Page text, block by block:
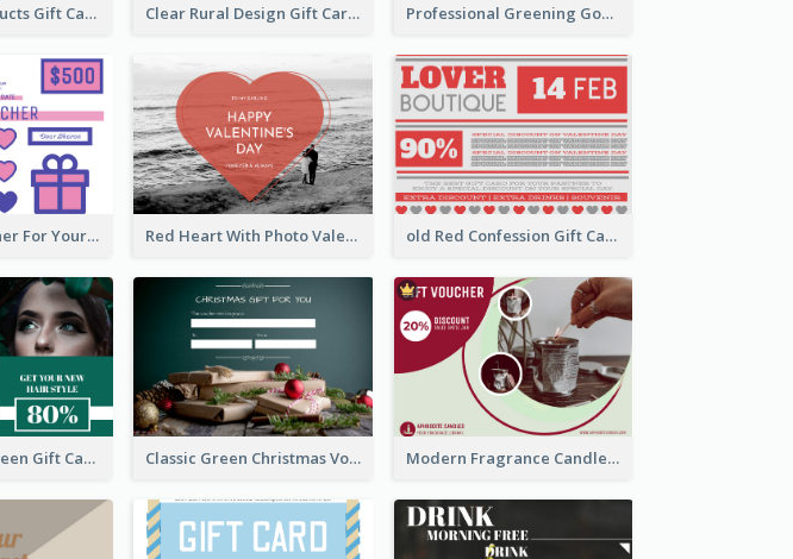
Greening Products Gift Card Clear Rural Design Gift Card Professional Greening Goods Gift Card
Cute Gift Voucher For Your Date Design Ideas Red Heart With Photo Valentines Day Gift Card old Red Confession Gift Card Design Template
Simple Dark Green Gift Card Design Template Classic Green Christmas Voucher Gift Card Modern Fragrance Candle Gift Voucher Design